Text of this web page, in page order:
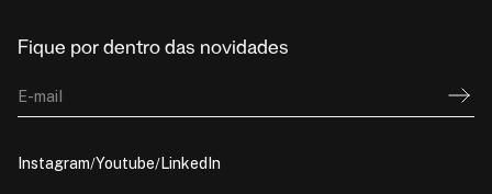
Fique por dentro das novidades
E-mail
Instagram Youtube LinkedIn